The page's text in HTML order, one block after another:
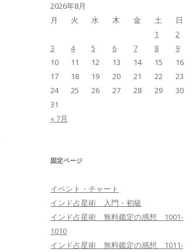
2026年8月
月
火 水 木 金 土 日
« 7月
1
2
3
4 5 6 7 8
9
10
11 12 13 14 15
16
17
18 19 20 21 22
23
24
25 26 27 28 29
30
31
固定ページ
イベント・チャート
インド占星術 入門・初級
インド占星術 無料鑑定の感想 1001-
1010
インド占星術 無料鑑定の感想 1011-